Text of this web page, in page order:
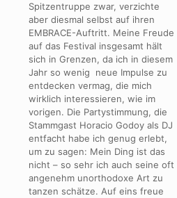
Spitzentruppe zwar, verzichte
aber diesmal selbst auf ihren
EMBRACE-Auftritt. Meine Freude
auf das Festival insgesamt hält
sich in Grenzen, da ich in diesem
Jahr so wenig neue Impulse zu
entdecken vermag, die mich
wirklich interessieren, wie im
vorigen. Die Partystimmung, die
Stammgast Horacio Godoy als DJ
entfacht habe ich genug erlebt,
um zu sagen: Mein Ding ist das
nicht – so sehr ich auch seine oft
angenehm unorthodoxe Art zu
tanzen schätze. Auf eins freue